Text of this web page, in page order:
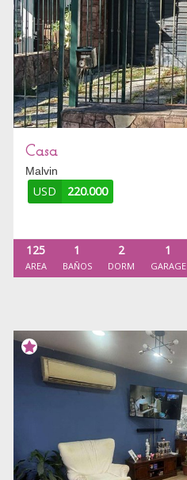
Casa
Malvin
USD 220.000
125
AREA
1
BAÑOS
2
DORM
1
GARAGE